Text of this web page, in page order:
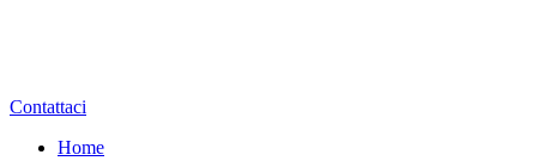
Contattaci
Home